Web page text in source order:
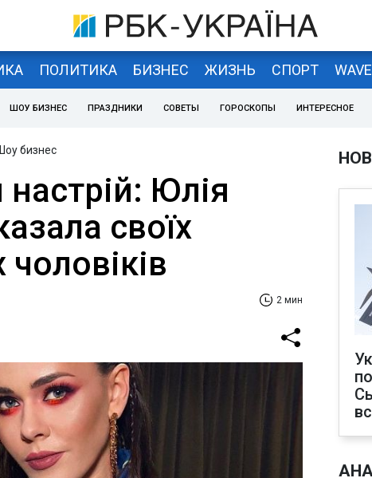
ПОЛИТИКА БИЗНЕС ЖИЗНЬ СПОРТ WAVE
ШОУ БИЗНЕС ПРАЗДНИКИ СОВЕТЫ ГОРОСКОПЫ ИНТЕРЕСНОЕ
бизнес
Юлія
своїх
2 мин